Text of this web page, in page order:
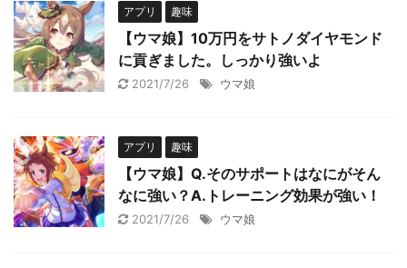
アプリ 趣味
【ウマ娘】10万円をサトノダイヤモンド
に貢ぎました。しっかり強いよ
2021/7/26 ウマ娘
アプリ 趣味
【ウマ娘】Q.そのサポートはなにがそん
なに強い？A.トレーニング効果が強い！
2021/7/26 ウマ娘